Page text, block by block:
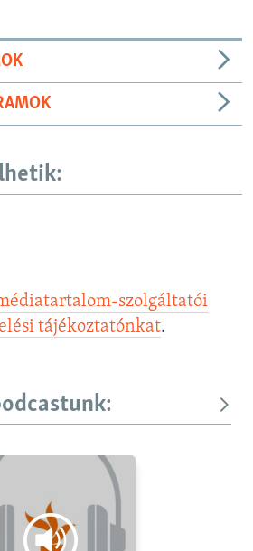
szolgáltatói
tájékoztatónkat.